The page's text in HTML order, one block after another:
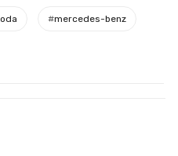
#mercedes-benz